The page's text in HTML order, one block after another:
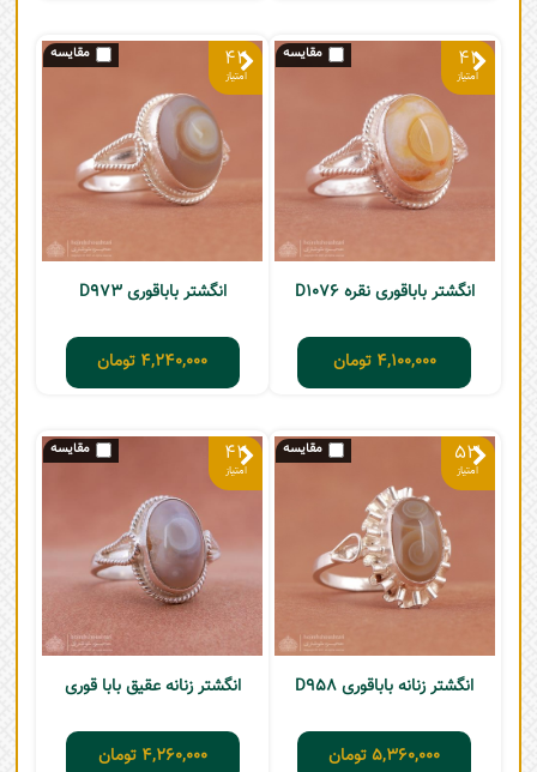
41
انگشتر باباقوری نقره D1076
4,100,000 تومان
42
انگشتر باباقوری D973
4,240,000 تومان
53
انگشتر زنانه باباقوری D958
5,360,000تومان
42
انگشتر زنانه عقیق بابا قوری
4,260,000 تومان